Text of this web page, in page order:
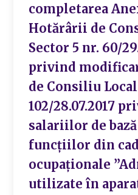
completarea
Hotărârii de
Sector 5 nr. 60/
privind
de Consiliu
102/28.07.2017
salariilor de
funcțiilor din
ocupaționale
utilizate în